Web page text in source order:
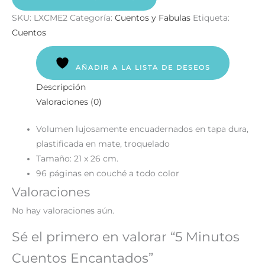
SKU: LXCME2 Categoría: Cuentos y Fabulas Etiqueta:
Cuentos
AÑADIR A LA LISTA DE DESEOS
Descripción
Valoraciones (0)
Volumen lujosamente encuadernados en tapa dura,
plastificada en mate, troquelado
Tamaño: 21 x 26 cm.
96 páginas en couché a todo color
Valoraciones
No hay valoraciones aún.
Sé el primero en valorar “5 Minutos
Cuentos Encantados”